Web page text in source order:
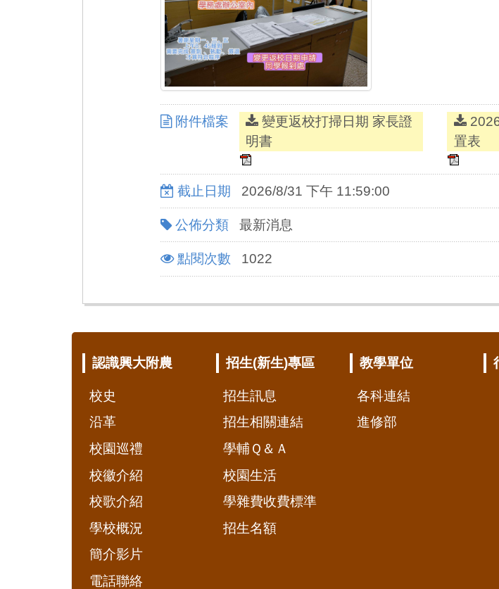
附件檔案
變更返校打掃日期 家長證
明書
置表
截止日期 2026/8/31 下午 11:59:00
公佈分類 最新消息
點閱次數 1022
認識興大附農
校史
沿革
校園巡禮
校徽介紹
校歌介紹
學校概況
簡介影片
電話聯絡
招生(新生)專區
招生訊息
招生相關連結
學輔Ｑ＆Ａ
校園生活
學雜費收費標準
招生名額
教學單位
各科連結
進修部